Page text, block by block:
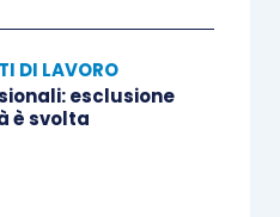
versata fuori regione –
– articolo 1, comma
2025, n. 199”;
“Imposta sostitutiva
retributivi
DI LAVORO
esclusione
è svolta